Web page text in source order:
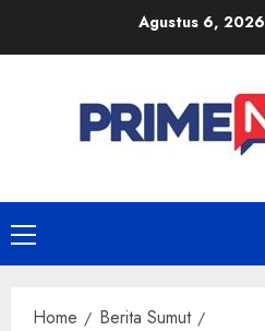
Agustus 6, 2026
Primary
Menu
Home
Berita Sumut